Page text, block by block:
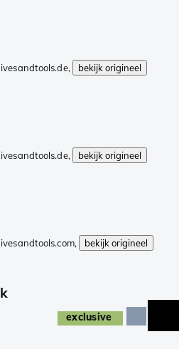
bekijk origineel
bekijk origineel
bekijk origineel
exclusive